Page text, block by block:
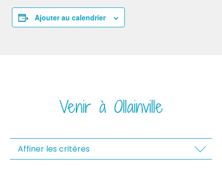
Ajouter au calendrier
Venir à Ollainville
Affiner les critères